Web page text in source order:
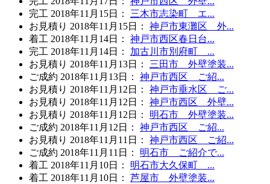
完工 2018年11月15日 ：
三木市志染町 エ...
お見積り 2018年11月15日 ：
神戸市東灘区 外...
着工 2018年11月14日 ：
神戸市西区春日台...
完工 2018年11月14日 ：
加古川市別府町 ...
お見積り 2018年11月13日 ：
三田市 外壁塗装...
ご成約 2018年11月13日 ：
神戸市西区 ご紹...
お見積り 2018年11月12日 ：
神戸市垂水区 ご...
お見積り 2018年11月12日 ：
神戸市西区 外壁...
お見積り 2018年11月12日 ：
明石市 外壁塗装...
ご成約 2018年11月12日 ：
神戸市西区 ご紹...
お見積り 2018年11月11日 ：
神戸市西区 ご紹...
ご成約 2018年11月11日 ：
明石市 ご紹介で...
着工 2018年11月10日 ：
明石市大久保町 ...
着工 2018年11月10日 ：
芦屋市 外壁塗装...